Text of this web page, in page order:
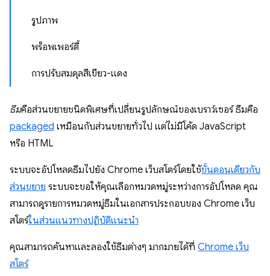
รูปภาพ
พร็อพเพอร์ตี้
การปรับสมดุลสีเขียว-แดง
ธีมคือส่วนขยายชนิดพิเศษที่เปลี่ยนรูปลักษณ์ของเบราว์เซอร์ ธีมคือ
packaged เหมือนกับส่วนขยายทั่วไป แต่ไม่มีโค้ด JavaScript
หรือ HTML
ระบบจะอัปโหลดธีมไปยัง Chrome เว็บสโตร์โดยใช้ขั้นตอนเดียวกับ
ส่วนขยาย ระบบจะขอให้คุณเลือกหมวดหมู่ระหว่างการอัปโหลด คุณ
สามารถดูรายการหมวดหมู่ธีมในเอกสารประกอบของ Chrome เว็บ
สโตร์ในส่วนแนวทางปฏิบัติแนะนำ
คุณสามารถค้นหาและลองใช้ธีมต่างๆ มากมายได้ที่ Chrome เว็บ
สโตร์